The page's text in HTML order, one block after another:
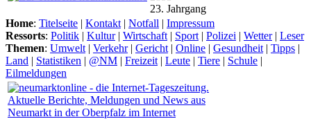
23. Jahrgang
Home: Titelseite | Kontakt | Notfall | Impressum
Ressorts: Politik | Kultur| Wirtschaft | Sport | Polizei | Wetter| Leser
Themen: Umwelt | Verkehr| Gericht | Online | Gesundheit | Tipps |
Land | Statistiken | @NM | Freizeit | Leute | Tiere | Schule |
Eilmeldungen